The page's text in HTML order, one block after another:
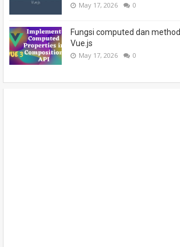
May 17, 2026 0
Fungsi computed dan
Vue.js
May 17, 2026 0